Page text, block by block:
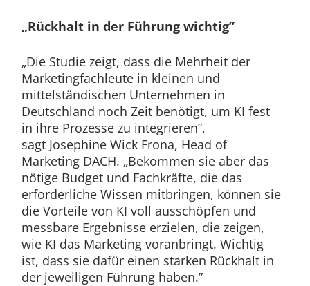
„Rückhalt in der Führung wichtig”
„Die Studie zeigt, dass die Mehrheit der
Marketingfachleute in kleinen und
mittelständischen Unternehmen in
Deutschland noch Zeit benötigt, um KI fest
in ihre Prozesse zu integrieren”,
sagt Josephine Wick Frona, Head of
Marketing DACH. „Bekommen sie aber das
nötige Budget und Fachkräfte, die das
erforderliche Wissen mitbringen, können sie
die Vorteile von KI voll ausschöpfen und
messbare Ergebnisse erzielen, die zeigen,
wie KI das Marketing voranbringt. Wichtig
ist, dass sie dafür einen starken Rückhalt in
der jeweiligen Führung haben.”